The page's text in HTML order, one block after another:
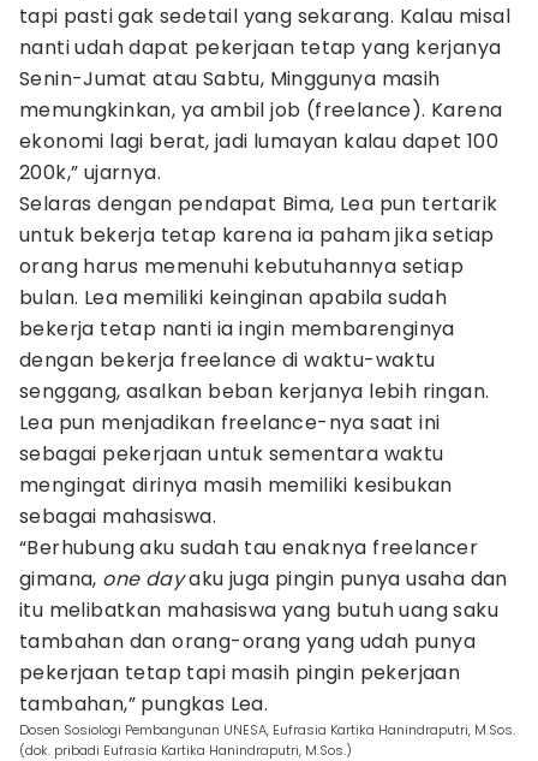
tapi pasti gak sedetail yang sekarang. Kalau misal
nanti udah dapat pekerjaan tetap yang kerjanya
Senin-Jumat atau Sabtu, Minggunya masih
memungkinkan, ya ambil job (freelance). Karena
ekonomi lagi berat, jadi lumayan kalau dapet 100
200k,” ujarnya.
Selaras dengan pendapat Bima, Lea pun tertarik
untuk bekerja tetap karena ia paham jika setiap
orang harus memenuhi kebutuhannya setiap
bulan. Lea memiliki keinginan apabila sudah
bekerja tetap nanti ia ingin membarenginya
dengan bekerja freelance di waktu-waktu
senggang, asalkan beban kerjanya lebih ringan.
Lea pun menjadikan freelance-nya saat ini
sebagai pekerjaan untuk sementara waktu
mengingat dirinya masih memiliki kesibukan
sebagai mahasiswa.
“Berhubung aku sudah tau enaknya freelancer
gimana, one dayaku juga pingin punya usaha dan
itu melibatkan mahasiswa yang butuh uang saku
tambahan dan orang-orang yang udah punya
pekerjaan tetap tapi masih pingin pekerjaan
tambahan,” pungkas Lea.
Dosen Sosiologi Pembangunan UNESA, Eufrasia Kartika Hanindraputri, M.Sos.
(dok. pribadi Eufrasia Kartika Hanindraputri, M.Sos.)